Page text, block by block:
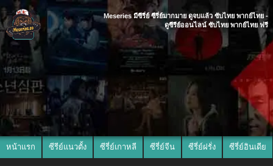
Meseries มีซีรี่ย์ ซีรี่ย์มากมาย ดูจบแล้ว ซับไทย พากย์ไทย -
ดูซีรีย์ออนไลน์ ซับไทย พากย์ไทย ฟรี
หน้าแรก ซีรีย์แนวตั้ง ซีรี่ย์เกาหลี ซีรี่ย์จีน ซีรี่ย์ฝรั่ง ซีรี่ย์อินเดีย